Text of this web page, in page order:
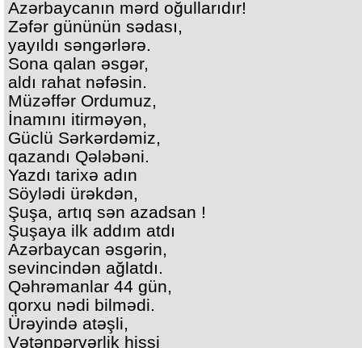
Azərbaycanın mərd oğullarıdır!
Zəfər gününün sədası,
yayıldı səngərlərə.
Sona qalan əsgər,
aldı rahat nəfəsin.
Müzəffər Ordumuz,
İnamını itirməyən,
Güclü Sərkərdəmiz,
qazandı Qələbəni.
Yazdı tarixə adın
Söylədi ürəkdən,
Şuşa, artıq sən azadsan !
Şuşaya ilk addım atdı
Azərbaycan əsgərin,
sevincindən ağlatdı.
Qəhrəmanlar 44 gün,
qorxu nədi bilmədi.
Ürəyində atəşli,
Vətənpərvərlik hissi